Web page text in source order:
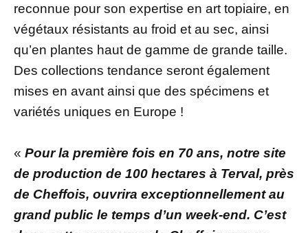
reconnue pour son expertise en art topiaire, en
végétaux résistants au froid et au sec, ainsi
qu’en plantes haut de gamme de grande taille.
Des collections tendance seront également
mises en avant ainsi que des spécimens et
variétés uniques en Europe !
« Pour la première fois en 70 ans, notre site
de production de 100 hectares à Terval, près
de Cheffois, ouvrira exceptionnellement au
grand public le temps d’un week-end. C’est